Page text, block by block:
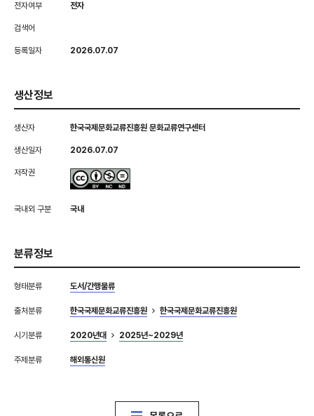
전자여부 전자
검색어
등록일자 2026.07.07
생산정보
생산자 한국국제문화교류진흥원 문화교류연구센터
생산일자 2026.07.07
저작권
국내외 구분 국내
분류정보
형태분류 도서/간행물류
출처분류 한국국제문화교류진흥원 한국국제문화교류진흥원
시기분류 2020년대 2025년~2029년
주제분류 해외통신원